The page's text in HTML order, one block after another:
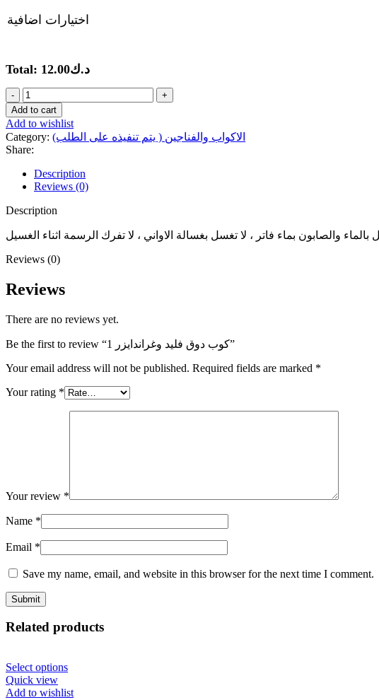
اختيارات اضافية
Total: د.ك12.00
كوب
دوق
فليد
وغراندايزر
1
Add to cart
Add to wishlist
Category: الاكواب والفناجين ( يتم تنفيذه على الطلب)
Share:
Description
Reviews (0)
Description
Reviews (0)
Reviews
There are no reviews yet.
Be the first to review “كوب دوق فليد وغراندايزر 1”
Your email address will not be published. Required fields are marked *
Your rating *
Your review *
Name *
Email *
Save my name, email, and website in this browser for the next time I comment.
Related products
Select options
Quick view
Add to wishlist